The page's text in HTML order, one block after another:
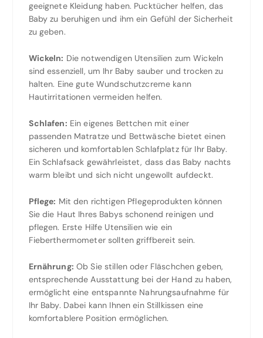
geeignete Kleidung haben. Pucktücher helfen, das
Baby zu beruhigen und ihm ein Gefühl der Sicherheit
zu geben.
Wickeln: Die notwendigen Utensilien zum Wickeln
sind essenziell, um Ihr Baby sauber und trocken zu
halten. Eine gute Wundschutzcreme kann
Hautirritationen vermeiden helfen.
Schlafen: Ein eigenes Bettchen mit einer
passenden Matratze und Bettwäsche bietet einen
sicheren und komfortablen Schlafplatz für Ihr Baby.
Ein Schlafsack gewährleistet, dass das Baby nachts
warm bleibt und sich nicht ungewollt aufdeckt.
Pflege: Mit den richtigen Pflegeprodukten können
Sie die Haut Ihres Babys schonend reinigen und
pflegen. Erste Hilfe Utensilien wie ein
Fieberthermometer sollten griffbereit sein.
Ernährung: Ob Sie stillen oder Fläschchen geben,
entsprechende Ausstattung bei der Hand zu haben,
ermöglicht eine entspannte Nahrungsaufnahme für
Ihr Baby. Dabei kann Ihnen ein Stillkissen eine
komfortablere Position ermöglichen.